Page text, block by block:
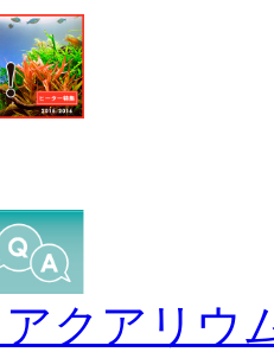
アクアリウ